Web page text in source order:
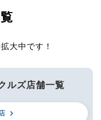
大中です！
ルズ店舗一覧